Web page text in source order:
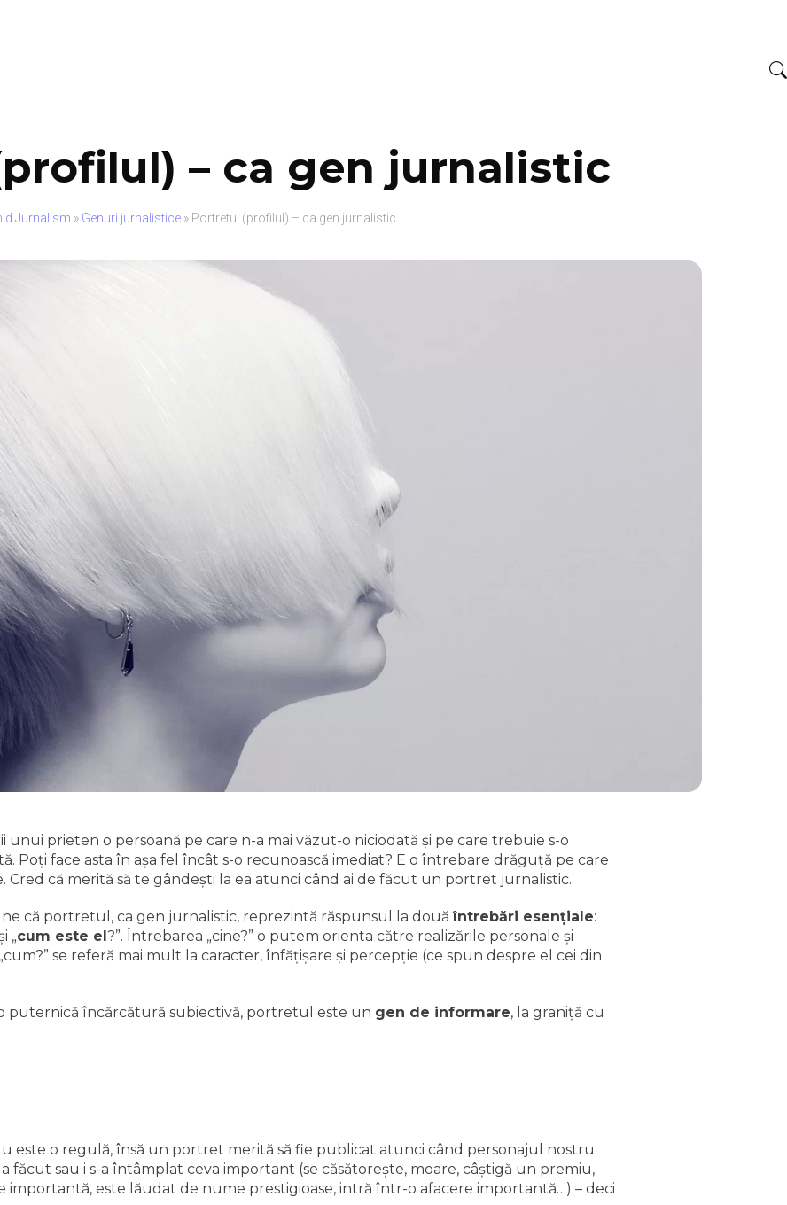
– ca gen jurnalistic
Jurnalism » Genuri jurnalistice » Portretul (profilul) – ca gen jurnalistic
unui prieten o persoană pe care n-a mai văzut-o niciodată şi pe care trebuie s-o
Poţi face asta în aşa fel încât s-o recunoască imediat? E o întrebare drăguţă pe care
Cred că merită să te gândeşti la ea atunci când ai de făcut un portret jurnalistic.
că portretul, ca gen jurnalistic, reprezintă răspunsul la douăîntrebări esenţiale:
„cum este el?”. Întrebarea „cine?” o putem orienta către realizările personale şi
se referă mai mult la caracter, înfăţişare şi percepţie (ce spun despre el cei din
puternică încărcătură subiectivă, portretul este un gen de informare, la graniţă cu
este o regulă, însă un portret merită să fie publicat atunci când personajul nostru
făcut sau i s-a întâmplat ceva important (se căsătoreşte, moare, câştigă un premiu,
este lăudat de nume prestigioase, intră într-o afacere importantă…) – deci